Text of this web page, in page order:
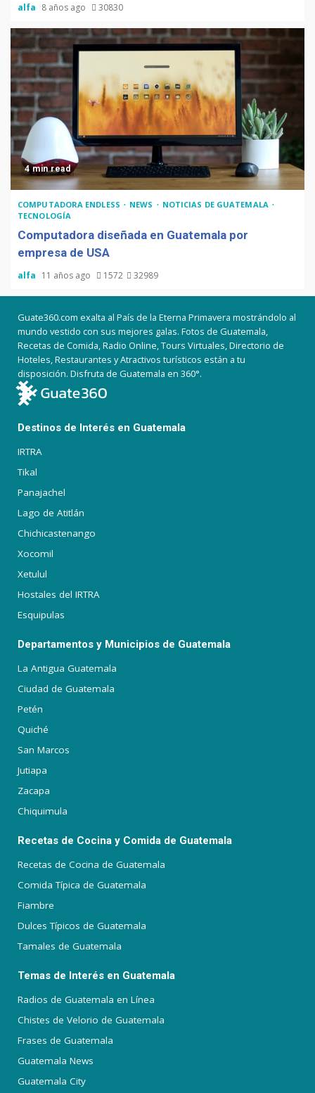
alfa 8 años ago 30830
4 min read
COMPUTADORA ENDLESS NEWS
NOTICIAS DE GUATEMALA
TECNOLOGÍA
Computadora diseñada en Guatemala por
empresa de USA
alfa 11 años ago 1572 32989
Guate360.com exalta al País de la Eterna Primavera mostrándolo al
mundo vestido con sus mejores galas. Fotos de Guatemala,
Recetas de Comida, Radio Online, Tours Virtuales, Directorio de
Hoteles, Restaurantes y Atractivos turísticos están a tu
disposición. Disfruta de Guatemala en 360°.
Destinos de Interés en Guatemala
IRTRA
Tikal
Panajachel
Lago de Atitlán
Chichicastenango
Xocomil
Xetulul
Hostales del IRTRA
Esquipulas
Departamentos y Municipios de Guatemala
La Antigua Guatemala
Ciudad de Guatemala
Petén
Quiché
San Marcos
Jutiapa
Zacapa
Chiquimula
Recetas de Cocina y Comida de Guatemala
Recetas de Cocina de Guatemala
Comida Típica de Guatemala
Fiambre
Dulces Típicos de Guatemala
Tamales de Guatemala
Temas de Interés en Guatemala
Radios de Guatemala en Línea
Chistes de Velorio de Guatemala
Frases de Guatemala
Guatemala News
Guatemala City